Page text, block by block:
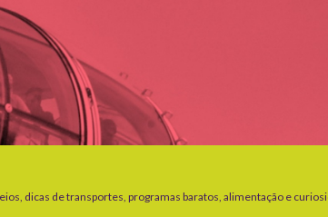
dicas de transportes, programas baratos, alimentação e